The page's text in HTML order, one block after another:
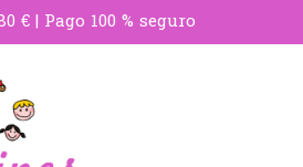
| Pago 100 % seguro